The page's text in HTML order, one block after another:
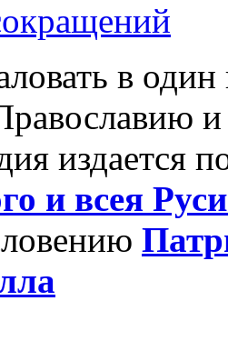
в
издается
и всея